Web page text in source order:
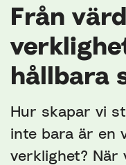
Från
hållbara
Hur skapar vi
inte bara är en
verklighet?